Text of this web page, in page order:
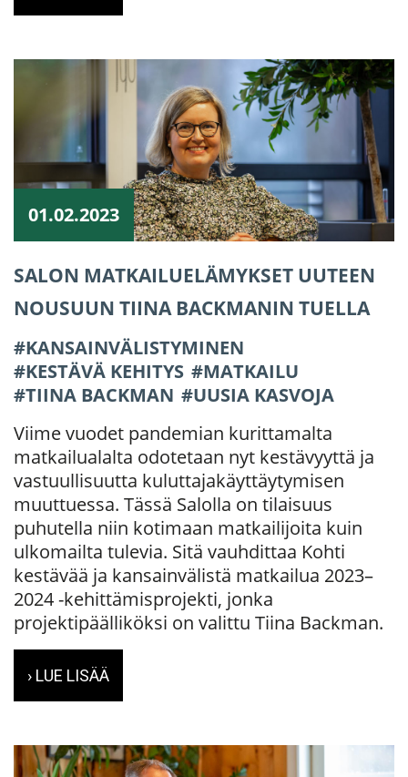
01.02.2023
SALON MATKAILUELÄMYKSET UUTEEN
NOUSUUN TIINA BACKMANIN TUELLA
KANSAINVÄLISTYMINEN
KESTÄVÄ KEHITYS
MATKAILU
TIINA BACKMAN
UUSIA KASVOJA
Viime vuodet pandemian kurittamalta
matkailualalta odotetaan nyt kestävyyttä ja
vastuullisuutta kuluttajakäyttäytymisen
muuttuessa. Tässä Salolla on tilaisuus
puhutella niin kotimaan matkailijoita kuin
ulkomailta tulevia. Sitä vauhdittaa Kohti
kestävää ja kansainvälistä matkailua 2023–
2024 -kehittämisprojekti, jonka
projektipäälliköksi on valittu Tiina Backman.
› LUE LISÄÄ